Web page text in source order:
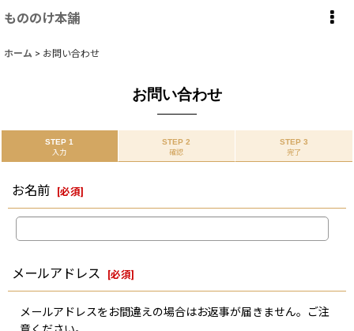
もののけ本舗
ホーム > お問い合わせ
お問い合わせ
STEP 1
入力
STEP 2
確認
STEP 3
完了
お名前 [必須]
メールアドレス [必須]
メールアドレスをお間違えの場合はお返事が届きません。ご注